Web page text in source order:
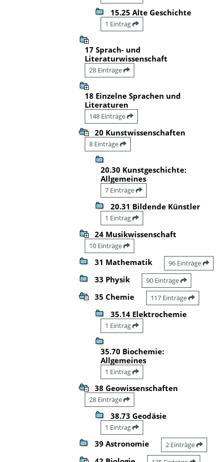
15.25 Alte Geschichte
1 Eintrag
17 Sprach- und
Literaturwissenschaft
28 Einträge
18 Einzelne Sprachen und
Literaturen
148 Einträge
20 Kunstwissenschaften
8 Einträge
20.30 Kunstgeschichte:
Allgemeines
7 Einträge
20.31 Bildende Künstler
1 Eintrag
24 Musikwissenschaft
10 Einträge
31 Mathematik 96 Einträge
33 Physik 90 Einträge
35 Chemie 117 Einträge
35.14 Elektrochemie
1 Eintrag
35.70 Biochemie:
Allgemeines
1 Eintrag
38 Geowissenschaften
28 Einträge
38.73 Geodäsie
1 Eintrag
39 Astronomie 2 Einträge